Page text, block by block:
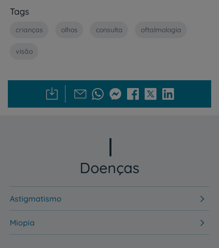
Tags
crianças olhos consulta oftalmologia
visão
Doenças
Astigmatismo
Miopia